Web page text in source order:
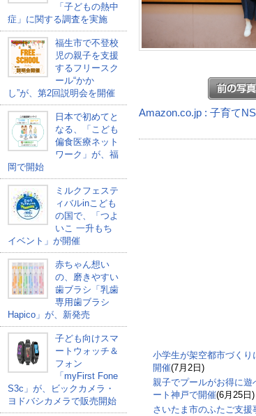
「子どもの熱中
症」に関する調査を実施
福生市で不登校
児の親子を支援
するフリースク
ール“かか
し”が、第2回説明会を開催
日本で初めてと
なる、「こども
偏食医療ネット
ワーク」が、福
岡で開始
ミルクフェステ
ィバルinこども
の国で、「つよ
いこ 一升もち
イベント」が開催
赤ちゃん想い
の、磨きやすい
歯ブラシ「乳歯
専用歯ブラシ
Hapico」が、新発売
子ども向けスマ
ートウォッチ＆
フォン
「myFirst Fone
S3c」が、ビックカメラ・
ヨドバシカメラで販売開始
Amazon.co.jp : 子育て
小学生が架空都市づく
開催(7月2日)
親子でプールがお得に
ート神戸で開催(6月25日)
さいたま市のふたご支